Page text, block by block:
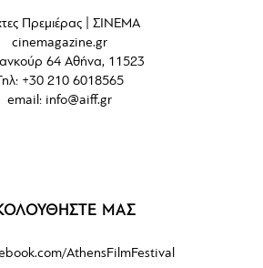
Πρεμιέρας | ΣΙΝΕΜΑ
cinemagazine.gr
64 Αθήνα, 11523
+30 210 6018565
email: info@aiff.gr
ΜΑΣ
AthensFilmFestival